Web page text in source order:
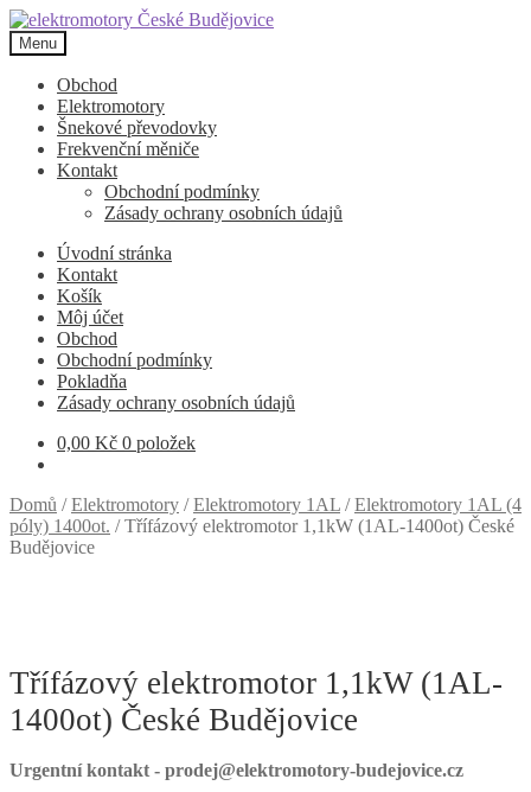
Přeskočit
na
navigaci
Přejít
k
obsahu
webu
Menu
Obchod
Elektromotory
Šnekové převodovky
Frekvenční měniče
Kontakt
Obchodní podmínky
Zásady ochrany osobních údajů
Úvodní stránka
Kontakt
Košík
Môj účet
Obchod
Obchodní podmínky
Pokladňa
Zásady ochrany osobních údajů
0,00 Kč 0 položek
Domů /Elektromotory /Elektromotory 1AL /Elektromotory 1AL (4
póly) 1400ot. /Třífázový elektromotor 1,1kW (1AL-1400ot) České
Budějovice
Třífázový elektromotor 1,1kW (1AL-
1400ot) České Budějovice
Urgentní kontakt - prodej@elektromotory-budejovice.cz